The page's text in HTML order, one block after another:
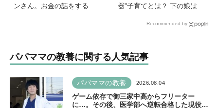
ンさん。お金の話をするの
器”子育てとは？ 下の娘は小
入りまーす」と宣言！
Recommended by
パパママの教養に関する人気記事
パパママの教養 2026.08.04
ゲーム依存で御三家中高からフリーター
に…。その後、医学部へ逆転合格した現役医